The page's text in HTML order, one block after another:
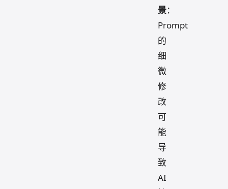
景：
Prompt
的
细
微
修
改
可
能
导
致
AI